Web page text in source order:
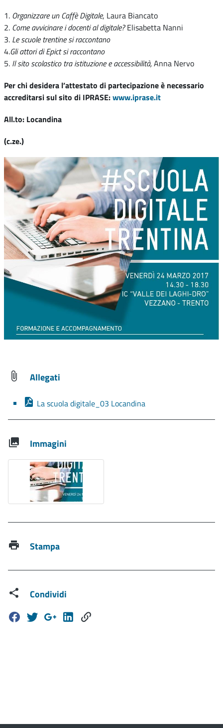
1. Organizzare un Caffè Digitale, Laura Biancato
2. Come avvicinare i docenti al digitale?Elisabetta Nanni
3. Le scuole trentine si raccontano
4.Gli attori di Epict si raccontano
5. Il sito scolastico tra istituzione e accessibilità,Anna Nervo
Per chi desidera l’attestato di partecipazioneè necessario
accreditarsi sul sito di IPRASE:www.iprase.it
All.to: Locandina
(c.ze.)
Allegati
La scuola digitale_03 Locandina
Immagini
Stampa
Condividi